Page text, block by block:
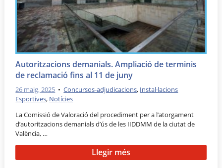
Autoritzacions demanials. Ampliació de terminis
de reclamació fins al 11 de juny
26 maig, 2025 •Concursos-adjudicacions, Instal·lacions
Esportives, Notícies
La Comissió de Valoració del procediment per a l’atorgament
d’autoritzacions demanials d’ús de les IIDDMM de la ciutat de
València, …
Llegir més